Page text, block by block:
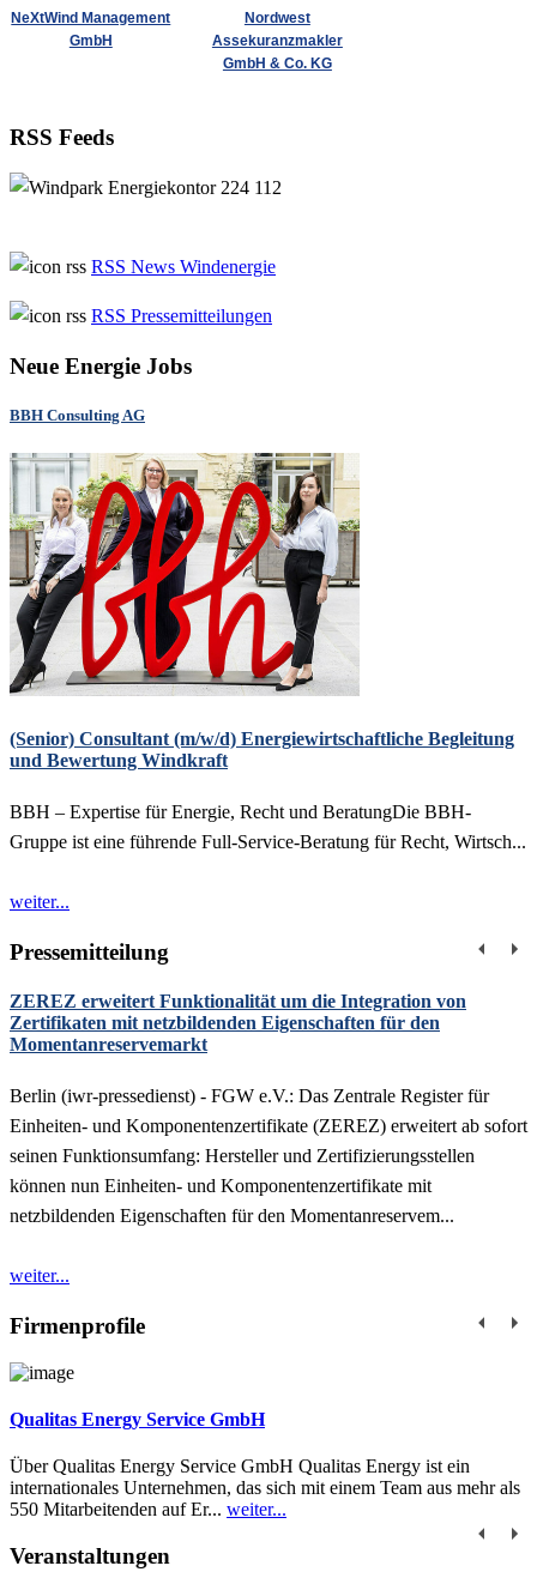
NeXtWind Management
GmbH
Nordwest
Assekuranzmakler
GmbH & Co. KG
RSS Feeds
RSS News Windenergie
RSS Pressemitteilungen
Neue Energie Jobs
BBH Consulting AG
(Senior) Consultant (m/w/d) Energiewirtschaftliche Begleitung
und Bewertung Windkraft
BBH – Expertise für Energie, Recht und BeratungDie BBH-
Gruppe ist eine führende Full-Service-Beratung für Recht, Wirtsch...
weiter...
Pressemitteilung
ZEREZ erweitert Funktionalität um die Integration von
Zertifikaten mit netzbildenden Eigenschaften für den
Momentanreservemarkt
Berlin (iwr-pressedienst) - FGW e.V.: Das Zentrale Register für
Einheiten- und Komponentenzertifikate (ZEREZ) erweitert ab sofort
seinen Funktionsumfang: Hersteller und Zertifizierungsstellen
können nun Einheiten- und Komponentenzertifikate mit
netzbildenden Eigenschaften für den Momentanreservem...
weiter...
Firmenprofile
Qualitas Energy Service GmbH
Über Qualitas Energy Service GmbH Qualitas Energy ist ein
internationales Unternehmen, das sich mit einem Team aus mehr als
550 Mitarbeitenden auf Er... weiter...
Veranstaltungen